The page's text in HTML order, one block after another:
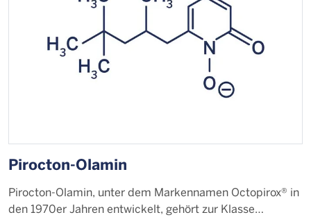
Pirocton-Olamin
Pirocton-Olamin, unter dem Markennamen Octopirox® in
den 1970er Jahren entwickelt, gehört zur Klasse…